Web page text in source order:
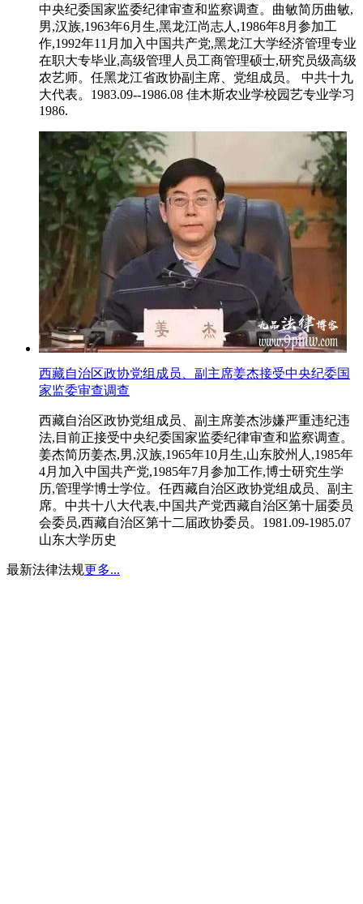
中央纪委国家监委纪律审查和监察调查。曲敏简历曲敏,
男,汉族,1963年6月生,黑龙江尚志人,1986年8月参加工
作,1992年11月加入中国共产党,黑龙江大学经济管理专业
在职大专毕业,高级管理人员工商管理硕士,研究员级高级
农艺师。任黑龙江省政协副主席、党组成员。 中共十九
大代表。1983.09--1986.08 佳木斯农业学校园艺专业学习
1986.
西藏自治区政协党组成员、副主席姜杰接受中央纪委国
家监委审查调查
西藏自治区政协党组成员、副主席姜杰涉嫌严重违纪违
法,目前正接受中央纪委国家监委纪律审查和监察调查。
姜杰简历姜杰,男,汉族,1965年10月生,山东胶州人,1985年
4月加入中国共产党,1985年7月参加工作,博士研究生学
历,管理学博士学位。任西藏自治区政协党组成员、副主
席。中共十八大代表,中国共产党西藏自治区第十届委员
会委员,西藏自治区第十二届政协委员。1981.09-1985.07
山东大学历史
最新法律法规更多...